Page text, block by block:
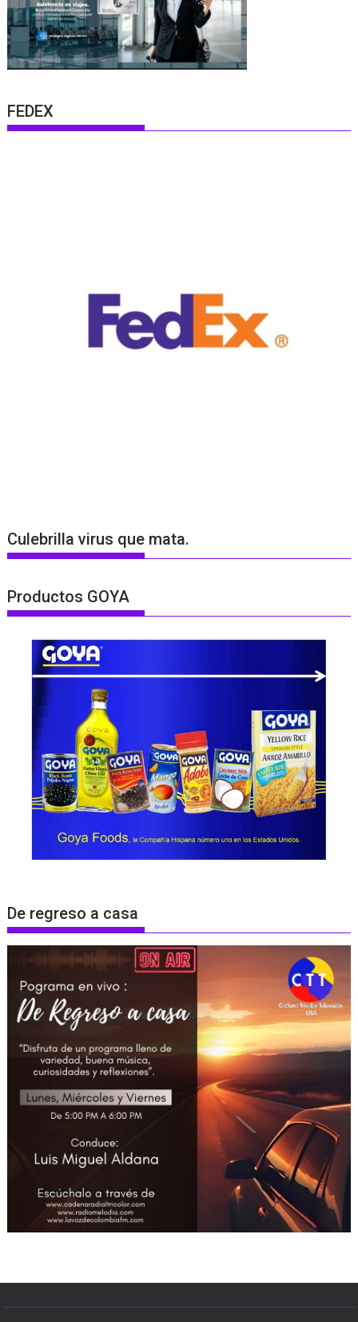
FEDEX
Culebrilla virus que mata.
Productos GOYA
De regreso a casa